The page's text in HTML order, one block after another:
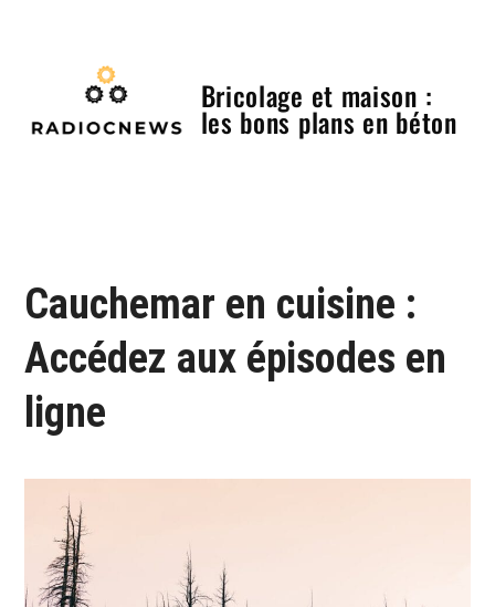
Bricolage et maison :
les bons plans en béton
Cauchemar en cuisine :
Accédez aux épisodes en
ligne